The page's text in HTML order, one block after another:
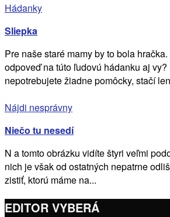
Hádanky
Sliepka
Pre naše staré mamy by to bola
odpoveď na túto ľudovú hádanku aj
nepotrebujete žiadne pomôcky, stačí
Nájdi nesprávny
Niečo tu nesedí
N a tomto obrázku vidíte štyri veľmi
nich je však od ostatných nepatrne
zistiť, ktorú máme na...
EDITOR VYBERÁ